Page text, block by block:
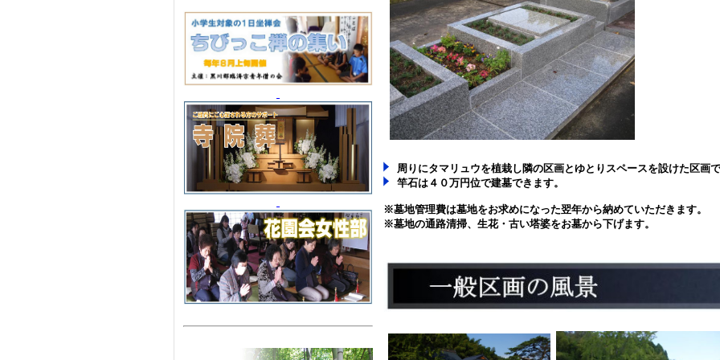
周りにタマリュウを植栽し隣の区画とゆとりスペースを設けた区画
竿石は４０万円位で建墓できます。
※墓地管理費は墓地をお求めになった翌年から納めていただきます。
※墓地の通路清掃、生花・古い塔婆をお墓から下げます。